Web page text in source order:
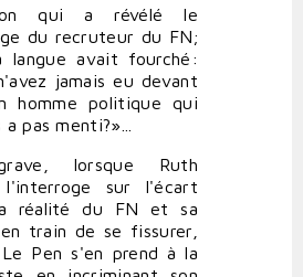
qui a révélé le
du recruteur du FN;
langue avait fourché:
jamais eu devant
homme politique qui
pas menti?»...
lorsque Ruth
l'interroge sur l'écart
réalité du FN et sa
train de se fissurer,
Pen s'en prend à la